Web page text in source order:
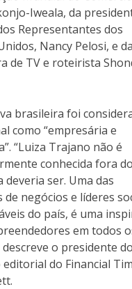
Iweala, da
Representantes dos
Nancy Pelosi, e da
de TV e roteirista
brasileira foi
como “empresária e
“Luiza Trajano não é
conhecida fora do
deveria ser. Uma das
de negócios e líderes
​​do país, é uma
em todos
descreve o presidente do
do Financial